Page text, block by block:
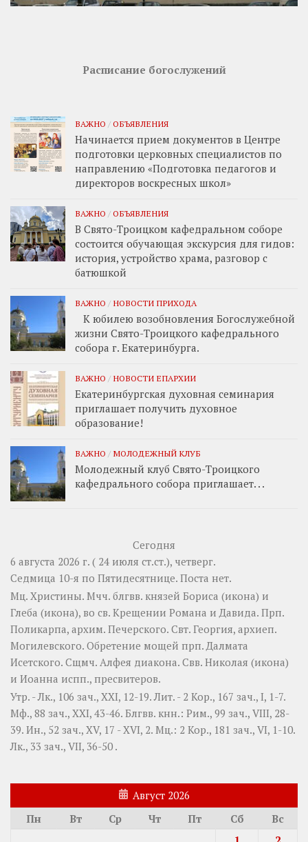
Расписание богослужений
ВАЖНО / ОБЪЯВЛЕНИЯ
Начинается прием документов в Центре
подготовки церковных специалистов по
направлению «Подготовка педагогов и
директоров воскресных школ»
ВАЖНО / ОБЪЯВЛЕНИЯ
В Свято-Троицком кафедральном соборе
состоится обучающая экскурсия для гидов:
история, устройство храма, разговор с
батюшкой
ВАЖНО / НОВОСТИ ПРИХОДА
К юбилею возобновления Богослужебной
жизни Свято-Троицкого кафедрального
собора г. Екатеринбурга.
ВАЖНО / НОВОСТИ ЕПАРХИИ
Екатеринбургская духовная семинария
приглашает получить духовное
образование!
ВАЖНО / МОЛОДЕЖНЫЙ КЛУБ
Молодежный клуб Свято-Троицкого
кафедрального собора приглашает. . .
Сегодня
6 августа 2026 г. ( 24 июля ст.ст.), четверг.
Седмица 10-я по Пятидесятнице. Поста нет.
Мц. Христины. Мчч. блгвв. князей Бориса (икона) и
Глеба (икона), во св. Крещении Романа и Давида. Прп.
Поликарпа, архим. Печерского. Свт. Георгия, архиеп.
Могилевского. Обретение мощей прп. Далмата
Исетского. Сщмч. Алфея диакона. Свв. Николая (икона)
и Иоанна испп., пресвитеров.
Утр. -Лк., 106 зач., XXI, 12-19.Лит. - 2 Кор., 167 зач., I, 1-7.
Мф., 88 зач., XXI, 43-46. Блгвв. кнн.: Рим., 99 зач., VIII, 28-
39. Ин., 52 зач., XV, 17 - XVI, 2. Мц.: 2 Кор., 181 зач., VI, 1-10.
Лк., 33 зач., VII, 36-50 .
Август 2026
Пн
Вт Ср Чт Пт Сб
Вс